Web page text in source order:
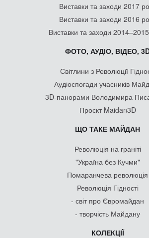
Виставки та заходи 2017
Виставки та заходи 2016
Виставки та заходи 2014–2015
ФОТО, АУДІО, ВІДЕО,
Світлини з Революції
Аудіоспогади учасників
3D-панорами Володимира
Проєкт Maidan3D
ЩО ТАКЕ МАЙДАН
Революція на граніті
"Україна без Кучми"
Помаранчева революція
Революція Гідності
- світ про Євромайдан
- творчість Майдану
КОЛЕКЦІЇ